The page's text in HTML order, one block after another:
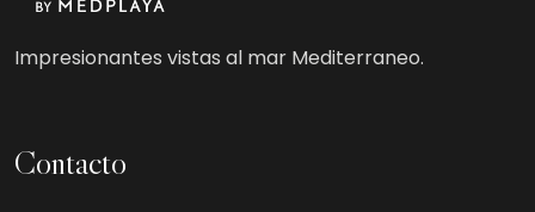
Impresionantes vistas al mar Mediterraneo.
Contacto